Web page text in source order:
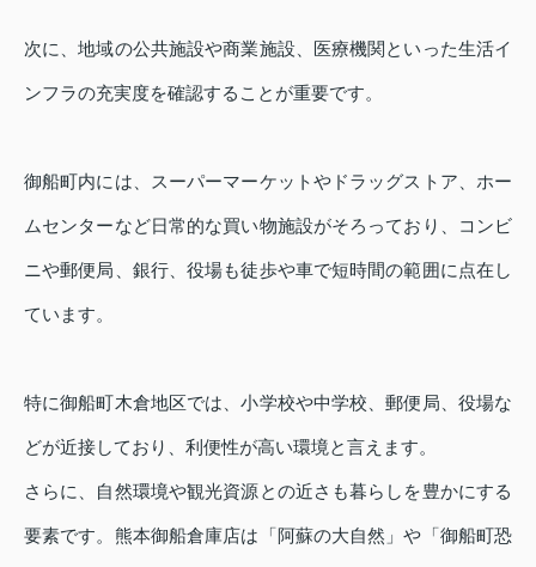
次に、地域の公共施設や商業施設、医療機関といった生活イ
ンフラの充実度を確認することが重要です。
御船町内には、スーパーマーケットやドラッグストア、ホー
ムセンターなど日常的な買い物施設がそろっており、コンビ
ニや郵便局、銀行、役場も徒歩や車で短時間の範囲に点在し
ています。
特に御船町木倉地区では、小学校や中学校、郵便局、役場な
どが近接しており、利便性が高い環境と言えます。
さらに、自然環境や観光資源との近さも暮らしを豊かにする
要素です。熊本御船倉庫店は「阿蘇の大自然」や「御船町恐